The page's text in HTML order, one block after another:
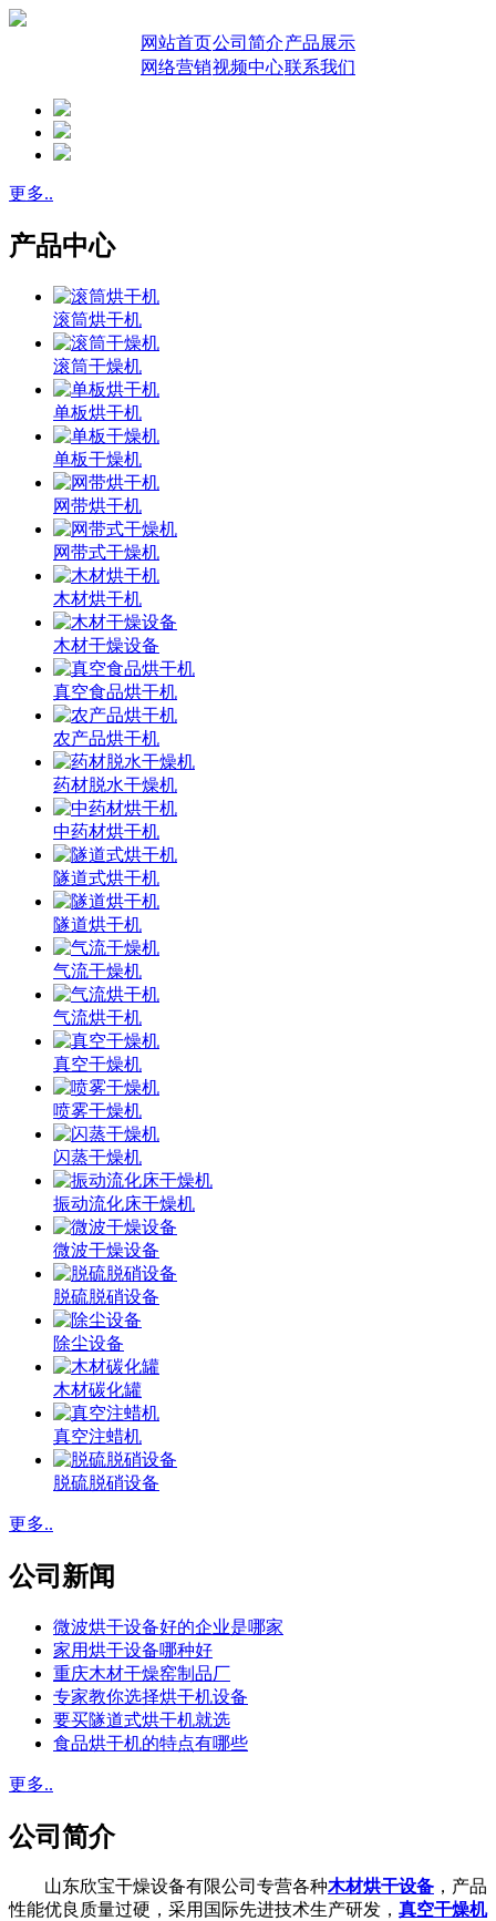
网站首页公司简介产品展示
网络营销视频中心联系我们
更多..
产品中心
滚筒烘干机
滚筒干燥机
单板烘干机
单板干燥机
网带烘干机
网带式干燥机
木材烘干机
木材干燥设备
真空食品烘干机
农产品烘干机
药材脱水干燥机
中药材烘干机
隧道式烘干机
隧道烘干机
气流干燥机
气流烘干机
真空干燥机
喷雾干燥机
闪蒸干燥机
振动流化床干燥机
微波干燥设备
脱硫脱硝设备
除尘设备
木材碳化罐
真空注蜡机
脱硫脱硝设备
更多..
公司新闻
微波烘干设备好的企业是哪家
家用烘干设备哪种好
重庆木材干燥窑制品厂
专家教你选择烘干机设备
要买隧道式烘干机就选
食品烘干机的特点有哪些
更多..
公司简介
山东欣宝干燥设备有限公司专营各种木材烘干设备 ，产品
性能优良质量过硬，采用国际先进技术生产研发， 真空干燥机